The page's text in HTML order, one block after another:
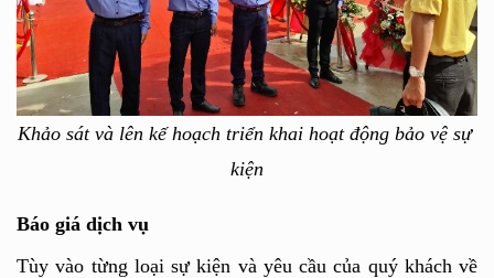
Khảo sát và lên kế hoạch triển khai hoạt động bảo vệ sự
kiện
Báo giá dịch vụ
Tùy vào từng loại sự kiện và yêu cầu của quý khách về